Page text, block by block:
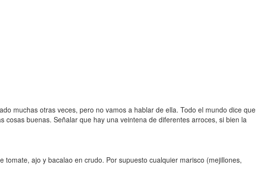
muchas otras veces, pero no vamos a hablar de ella. Todo el mundo dice que
buenas. Señalar que hay una veintena de diferentes arroces, si bien la
ajo y bacalao en crudo. Por supuesto cualquier marisco (mejillones,